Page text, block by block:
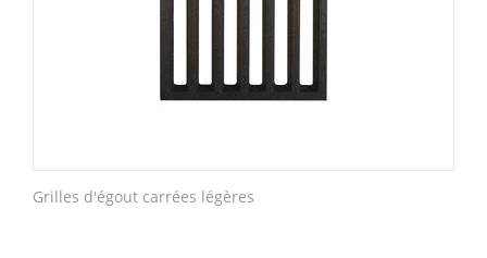
Grilles d'égout carrées légères